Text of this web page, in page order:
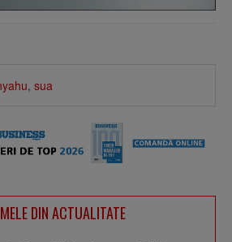
, sua
DIN ACTUALITATE